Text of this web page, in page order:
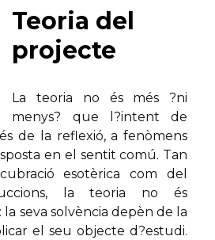
Teoria del
projecte
La teoria no és més ?ni
menys? que l?intent de
de la reflexió, a fenòmens
en el sentit comú. Tan
esotèrica com del
la teoria no és
la seva solvència depèn de la
el seu objecte d?estudi.